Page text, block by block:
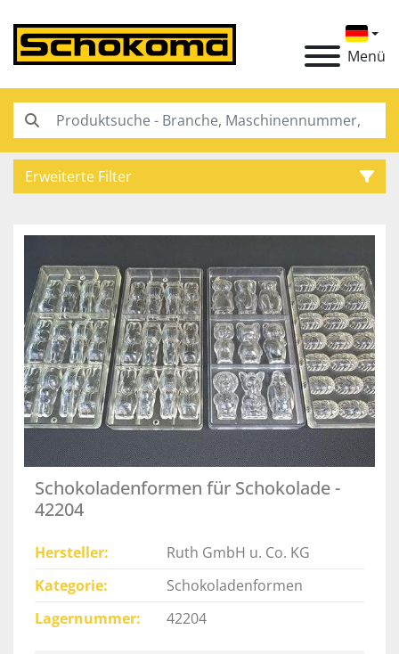
Menü
Erweiterte Filter
Hersteller
Schokoladenformen für Schokolade -
42204
Hersteller
Ruth GmbH u. Co. KG
Kategorie
Schokoladenformen
Lagernummer
42204